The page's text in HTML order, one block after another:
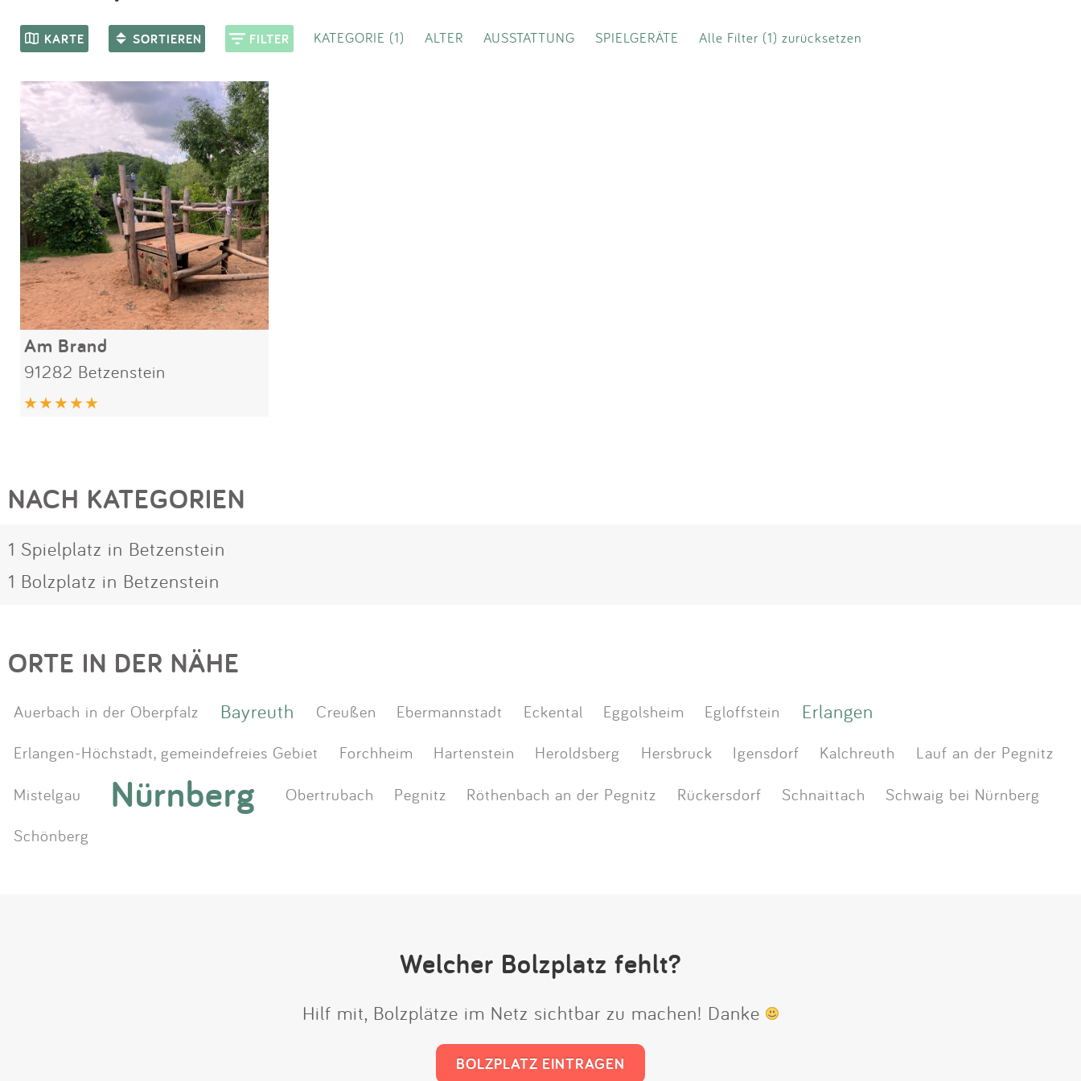
KARTE SORTIEREN FILTER KATEGORIE (1) ALTER AUSSTATTUNG SPIELGERÄTE Alle Filter (1) zurücksetzen
Am Brand
91282 Betzenstein
NACH KATEGORIEN
1 Spielplatz in Betzenstein
1 Bolzplatz in Betzenstein
ORTE IN DER NÄHE
Auerbach in der Oberpfalz Bayreuth Creußen Ebermannstadt Eckental Eggolsheim Egloffstein Erlangen
Erlangen-Höchstadt, gemeindefreies Gebiet Forchheim Hartenstein Heroldsberg Hersbruck Igensdorf Kalchreuth
Lauf an der Pegnitz
Mistelgau
Nürnberg Obertrubach Pegnitz Röthenbach an der Pegnitz Rückersdorf Schnaittach
Schwaig bei Nürnberg
Schönberg
Welcher Bolzplatz fehlt?
Hilf mit, Bolzplätze im Netz sichtbar zu machen! Danke
BOLZPLATZ EINTRAGEN